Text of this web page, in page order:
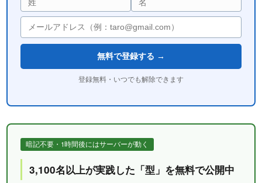
無料で登録する →
登録無料・いつでも解除できます
暗記不要・1時間後にはサーバーが動く
3,100名以上が実践した「型」を無料で公開中